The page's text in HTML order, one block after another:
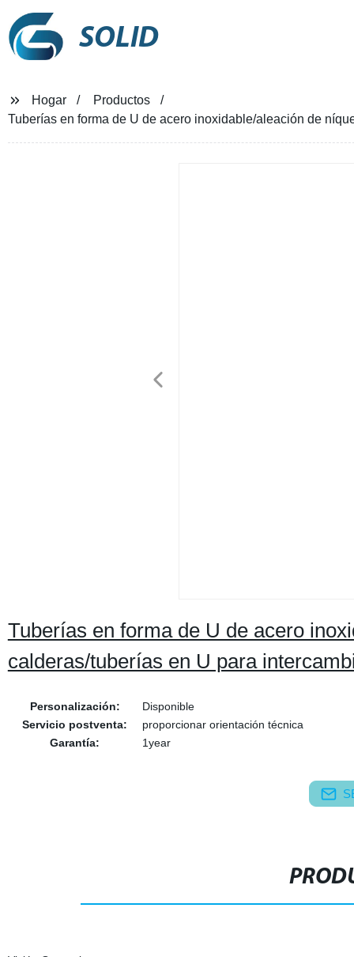
SOLID
Hogar
Productos
Tuberías en forma de U de acero inoxidable/aleación de
Tuberías en forma de U de acero
calderas/tuberías en U para
Personalización:
Disponible
Servicio postventa:
proporcionar orientación técnica
Garantía:
1year